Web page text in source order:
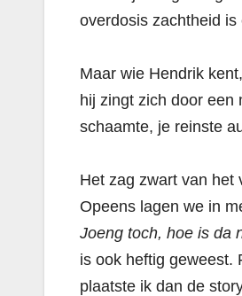
overdosis zachtheid
Maar wie Hendrik
hij zingt zich door een
schaamte, je reinste
Het zag zwart van het
Opeens lagen we in
Joeng toch, hoe is da
is ook heftig geweest.
plaatste ik dan de